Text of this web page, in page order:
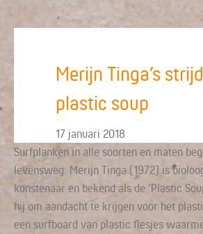
Merijn Tinga’s
plastic soup
17 januari 2018
Surfplanken in alle soorten en maten
levensweg. Merijn Tinga (1972) is
kunstenaar en bekend als de ‘Plastic
hij om aandacht te krijgen voor het
een surfboard van plastic flesjes